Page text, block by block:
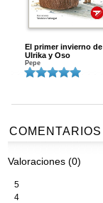
El primer invierno de
Ulrika y Oso
Pepe
COMENTARIOS
Valoraciones (0)
5
4